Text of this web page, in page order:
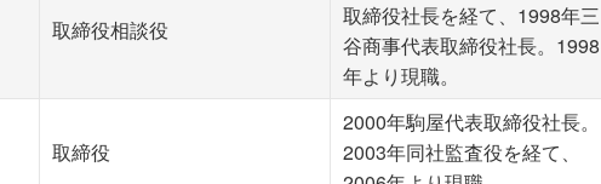
取締役相談役
取締役社長を経て、1998年三
谷商事代表取締役社長。1998
年より現職。
取締役
2000年駒屋代表取締役社長。
2003年同社監査役を経て、